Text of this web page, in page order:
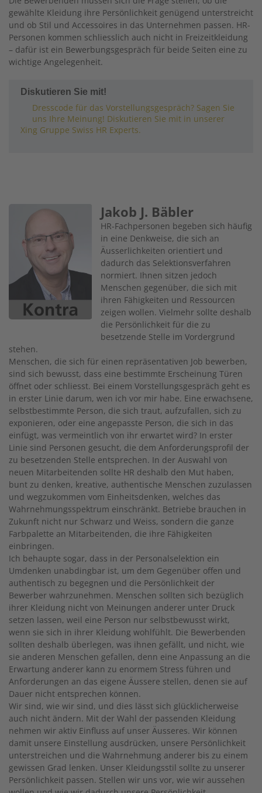
gewählte Kleidung ihre Persönlichkeit genügend unterstreicht
und ob Stil und Accessoires in das Unternehmen passen. HR-
Personen kommen schliesslich auch nicht in Freizeitkleidung
– dafür ist ein Bewerbungsgespräch für beide Seiten eine zu
wichtige Angelegenheit.
Diskutieren Sie mit!
Dresscode für das Vorstellungsgespräch? Sagen Sie
uns Ihre Meinung! Diskutieren Sie mit in unserer
Xing Gruppe Swiss HR Experts.
Jakob J. Bäbler
HR-Fachpersonen begeben sich häufig
in eine Denkweise, die sich an
Äusserlichkeiten orientiert und
dadurch das Selektionsverfahren
normiert. Ihnen sitzen jedoch
Menschen gegenüber, die sich mit
ihren Fähigkeiten und Ressourcen
zeigen wollen. Vielmehr sollte deshalb
die Persönlichkeit für die zu
besetzende Stelle im Vordergrund
stehen.
Menschen, die sich für einen repräsentativen Job bewerben,
sind sich bewusst, dass eine bestimmte Erscheinung Türen
öffnet oder schliesst. Bei einem Vorstellungsgespräch geht es
in erster Linie darum, wen ich vor mir habe. Eine erwachsene,
selbstbestimmte Person, die sich traut, aufzufallen, sich zu
exponieren, oder eine angepasste Person, die sich in das
einfügt, was vermeintlich von ihr erwartet wird? In erster
Linie sind Personen gesucht, die dem Anforderungsprofil der
zu besetzenden Stelle entsprechen. In der Auswahl von
neuen Mitarbeitenden sollte HR deshalb den Mut haben,
bunt zu denken, kreative, authentische Menschen zuzulassen
und wegzukommen vom Einheitsdenken, welches das
Wahrnehmungsspektrum einschränkt. Betriebe brauchen in
Zukunft nicht nur Schwarz und Weiss, sondern die ganze
Farbpalette an Mitarbeitenden, die ihre Fähigkeiten
einbringen.
Ich behaupte sogar, dass in der Personalselektion ein
Umdenken unabdingbar ist, um dem Gegenüber offen und
authentisch zu begegnen und die Persönlichkeit der
Bewerber wahrzunehmen. Menschen sollten sich bezüglich
ihrer Kleidung nicht von Meinungen anderer unter Druck
setzen lassen, weil eine Person nur selbstbewusst wirkt,
wenn sie sich in ihrer Kleidung wohlfühlt. Die Bewerbenden
sollten deshalb überlegen, was ihnen gefällt, und nicht, wie
sie anderen Menschen gefallen, denn eine Anpassung an die
Erwartung anderer kann zu enormem Stress führen und
Anforderungen an das eigene Äussere stellen, denen sie auf
Dauer nicht entsprechen können.
Wir sind, wie wir sind, und dies lässt sich glücklicherweise
auch nicht ändern. Mit der Wahl der passenden Kleidung
nehmen wir aktiv Einfluss auf unser Äusseres. Wir können
damit unsere Einstellung ausdrücken, unsere Persönlichkeit
unterstreichen und die Wahrnehmung anderer bis zu einem
gewissen Grad lenken. Unser Kleidungsstil sollte zu unserer
Persönlichkeit passen. Stellen wir uns vor, wie wir aussehen